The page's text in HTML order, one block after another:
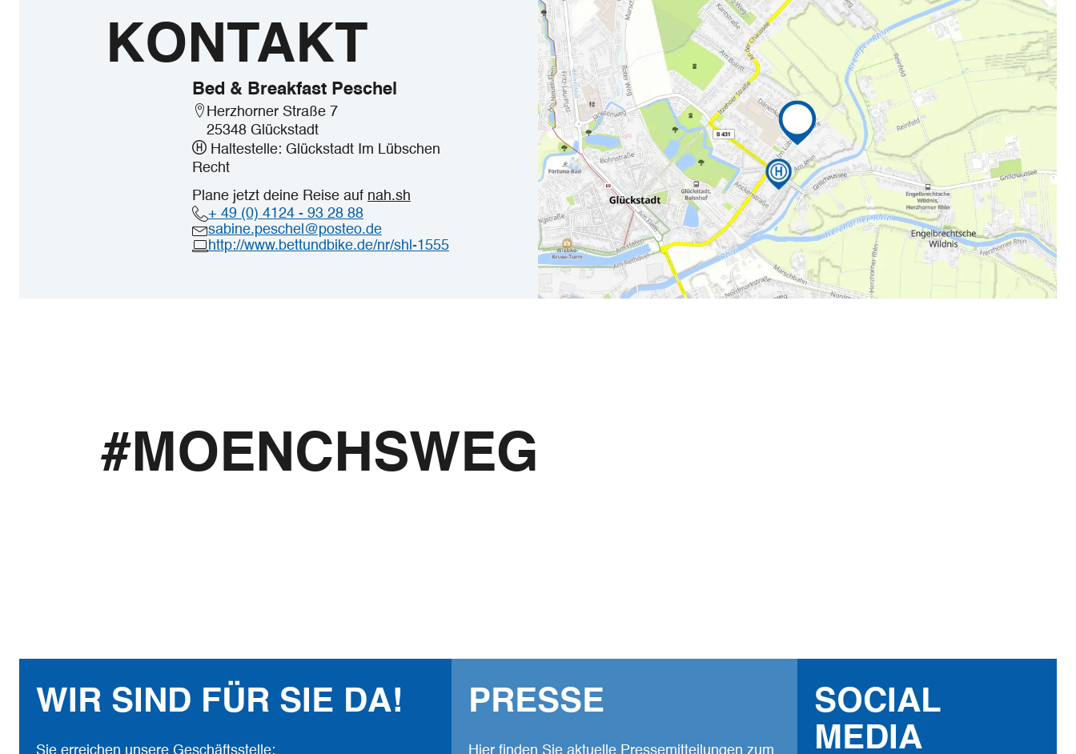
KONTAKT
Bed & Breakfast Peschel
Herzhorner Straße 7
25348 Glückstadt
Haltestelle: Glückstadt Im Lübschen
Recht
Plane jetzt deine Reise auf nah.sh
+ 49 (0) 4124 - 93 28 88
sabine.peschel@posteo.de
http://www.bettundbike.de/nr/shl-1555
#MOENCHSWEG
WIR SIND FÜR SIE DA!
Sie erreichen unsere Geschäftsstelle:
PRESSE
Hier finden Sie aktuelle Pressemitteilungen zum
SOCIAL
MEDIA